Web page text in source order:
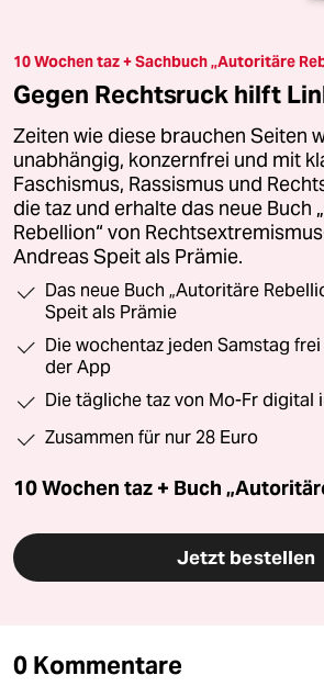
10 Wochen taz + Sachbuch „Autoritäre
Gegen Rechtsruck hilft
Zeiten wie diese brauchen Seiten
unabhängig, konzernfrei und mit
Faschismus, Rassismus und
die taz und erhalte das neue Buch
Rebellion“ von
Andreas Speit als Prämie.
Das neue Buch „Autoritäre
Speit als Prämie
Die wochentaz jeden Samstag
der App
Die tägliche taz von Mo-Fr digital
Zusammen für nur 28 Euro
10 Wochen taz + Buch
Jetzt bestellen
0 Kommentare